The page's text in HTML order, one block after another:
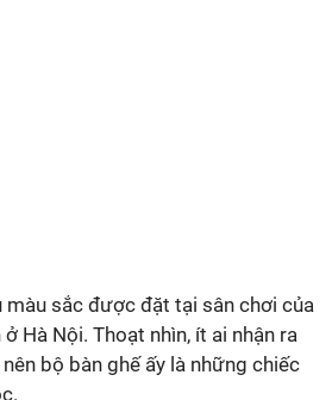
màu sắc được đặt tại sân chơi của
Hà Nội. Thoạt nhìn, ít ai nhận ra
bộ bàn ghế ấy là những chiếc